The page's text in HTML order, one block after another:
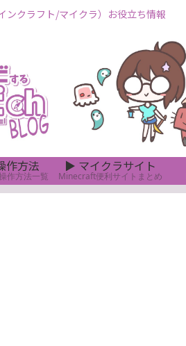
ンクラフト/マイクラ）お役立ち情報
作方法
作方法一覧
▶ マイクラサイト
Minecraft便利サイトまとめ